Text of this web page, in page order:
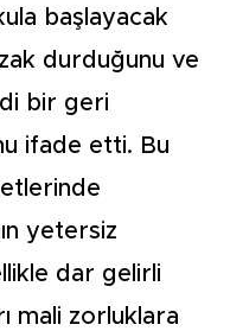
başlayacak
durduğunu ve
bir geri
ifade etti. Bu
yetersiz
dar gelirli
mali zorluklara